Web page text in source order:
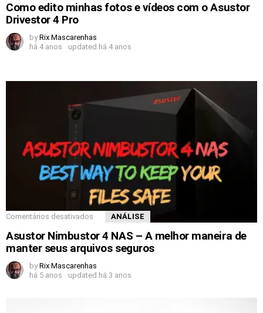
Como edito minhas fotos e vídeos com o Asustor
Drivestor 4 Pro
by Rix Mascarenhas
há 4 anos
updated há 4 anos
Comentários desativados ANÁLISE
Asustor Nimbustor 4 NAS – A melhor maneira de
manter seus arquivos seguros
by Rix Mascarenhas
há 5 anos
updated há 3 anos